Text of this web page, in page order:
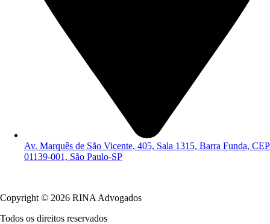
Av. Marquês de São Vicente, 405, Sala 1315, Barra Funda, CEP
01139-001, São Paulo-SP
Copyright © 2026 RINA Advogados
Todos os direitos reservados